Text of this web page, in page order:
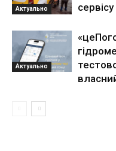
Актуально
сервісу
Актуально